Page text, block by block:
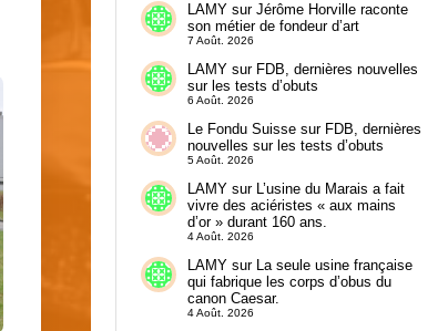
LAMYsur Jérôme Horville raconte
son métier de fondeur d’art
7 Août. 2026
LAMYsur FDB, dernières nouvelles
sur les tests d’obuts
6 Août. 2026
Le Fondu Suissesur FDB, dernières
nouvelles sur les tests d’obuts
5 Août. 2026
LAMYsur L’usine du Marais a fait
vivre des aciéristes « aux mains
d’or » durant 160 ans.
4 Août. 2026
LAMYsur La seule usine française
qui fabrique les corps d’obus du
canon Caesar.
4 Août. 2026